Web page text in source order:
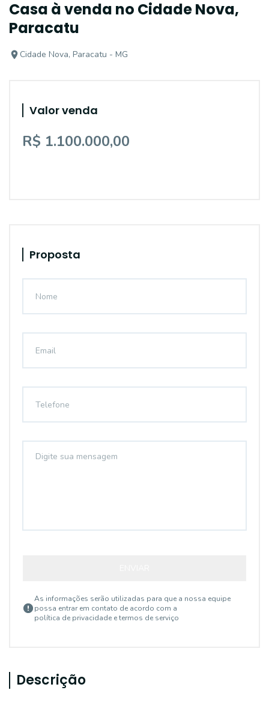
Casa à venda no Cidade Nova,
Paracatu
Cidade Nova, Paracatu - MG
Valor venda
R$ 1.100.000,00
Proposta
As informações serão utilizadas para que a nossa equipe
possa entrar em contato de acordo com a
política de privacidade e termos de serviço
Descrição